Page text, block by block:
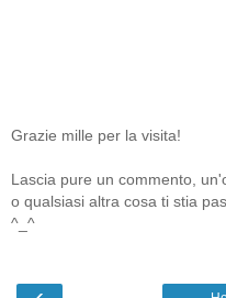
Grazie mille per la visita!
Lascia pure un commento,
o qualsiasi altra cosa ti stia
^_^